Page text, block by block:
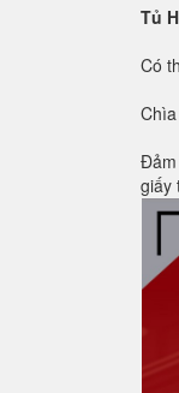
Tủ
Có
Đảm
giấy